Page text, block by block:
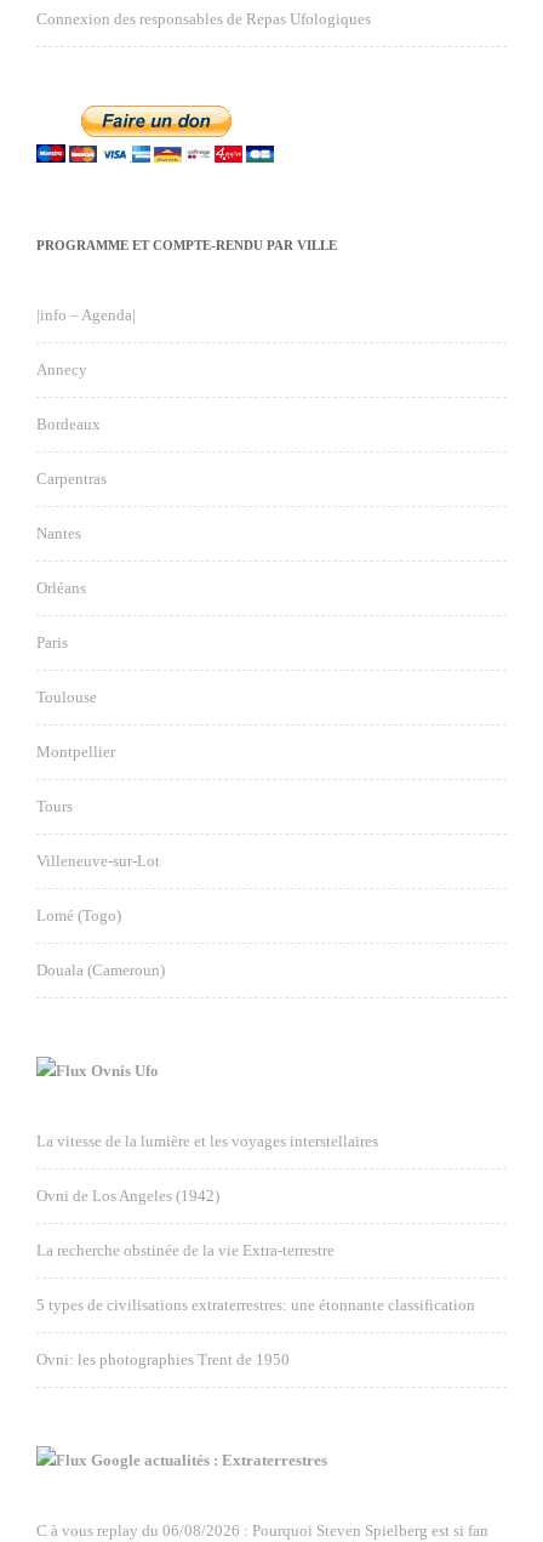
Connexion des responsables de Repas Ufologiques
PROGRAMME ET COMPTE-RENDU PAR VILLE
|info – Agenda|
Annecy
Bordeaux
Carpentras
Nantes
Orléans
Paris
Toulouse
Montpellier
Tours
Villeneuve-sur-Lot
Lomé (Togo)
Douala (Cameroun)
Ovnis Ufo
La vitesse de la lumière et les voyages interstellaires
Ovni de Los Angeles (1942)
La recherche obstinée de la vie Extra-terrestre
5 types de civilisations extraterrestres: une étonnante classification
Ovni: les photographies Trent de 1950
Google actualités : Extraterrestres
C à vous replay du 06/08/2026 : Pourquoi Steven Spielberg est si fan